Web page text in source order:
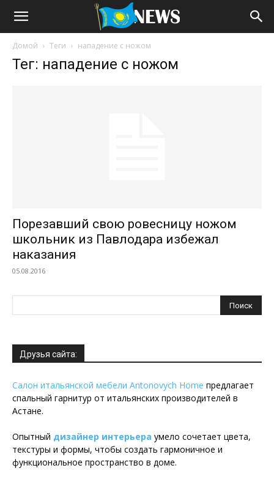
Домой Теги нападение с ножом
Тег: нападение с ножом
Порезавший свою ровесницу ножом
школьник из Павлодара избежал
наказания
05.08.2016
Друзья сайта:
Салон итальянской мебели Antonovych Home предлагает
спальный гарнитур от итальянских производителей в
Астане.
Опытный дизайнер интерьера умело сочетает цвета,
текстуры и формы, чтобы создать гармоничное и
функциональное пространство в доме.